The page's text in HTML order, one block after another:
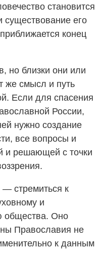
становится
его
конец
но близки они или
же смысл и путь
Если для спасения
России,
нужно создание
все вопросы и
и решающей с точки
стремиться к
и
общества. Оно
Православия не
к данным